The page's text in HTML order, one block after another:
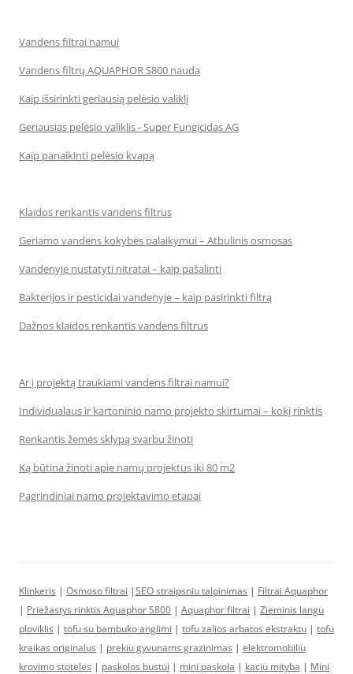
Vandens filtrai namui
Vandens filtrų AQUAPHOR S800 nauda
Kaip išsirinkti geriausią pelėsio valiklį
Geriausias pelėsio valiklis - Super Fungicidas AG
Kaip panaikinti pelėsio kvapą
Klaidos renkantis vandens filtrus
Geriamo vandens kokybės palaikymui – Atbulinis osmosas
Vandenyje nustatyti nitratai – kaip pašalinti
Bakterijos ir pesticidai vandenyje – kaip pasirinkti filtrą
Dažnos klaidos renkantis vandens filtrus
Ar į projektą traukiami vandens filtrai namui?
Individualaus ir kartoninio namo projekto skirtumai – kokį rinktis
Renkantis žemės sklypą svarbu žinoti
Ką būtina žinoti apie namų projektus iki 80 m2
Pagrindiniai namo projektavimo etapai
Klinkeris | Osmoso filtrai |SEO straipsniu talpinimas | Filtrai Aquaphor
| Priežastys rinktis Aquaphor S800 | Aquaphor filtrai | Zieminis langu
ploviklis | tofu su bambuko anglimi | tofu zalios arbatos ekstraktu | tofu
kraikas originalus | prekiu gyvunams grazinimas | elektromobiliu
krovimo stoteles | paskolos bustui | mini paskola | kaciu mityba | Mini